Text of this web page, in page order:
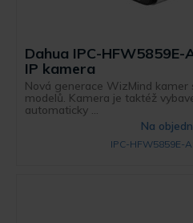
Dahua IPC-HFW5859E-
IP kamera
Nová generace WizMind kamer
modelů. Kamera je taktéž
automaticky ...
Na
IPC-HFW5859E-